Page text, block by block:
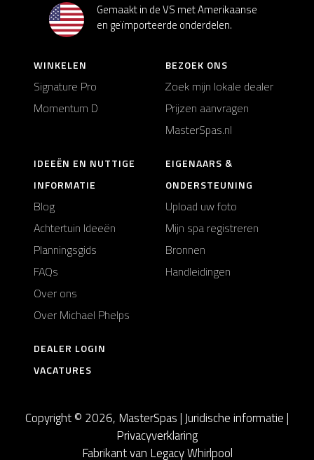
Gemaakt in de VS met Amerikaanse
en geïmporteerde onderdelen.
WINKELEN
Signature Pro
Momentum D
BEZOEK ONS
Zoek mijn lokale dealer
Prijzen aanvragen
MasterSpas.nl
IDEEËN EN NUTTIGE
INFORMATIE
Blog
Achtertuin Ideeën
Planningsgids
FAQs
Over ons
Over Michael Phelps
EIGENAARS &
ONDERSTEUNING
Upload uw foto
Mijn spa registreren
Bronnen
Handleidingen
DEALER LOGIN
VACATURES
Copyright © 2026, MasterSpas | Juridische informatie|
Privacyverklaring
Fabrikant van Legacy Whirlpool